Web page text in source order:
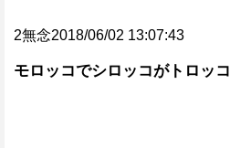
2無念2018/06/02 13:07:43
モロッコでシロッコがトロッコ